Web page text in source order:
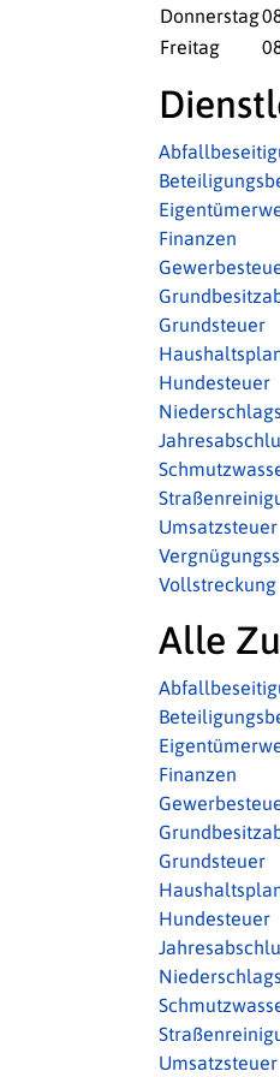
Donnerstag
Freitag
Finanzen
Grundsteuer
Hundesteuer
Umsatzsteuer
Vollstreckung
Alle
Finanzen
Grundsteuer
Hundesteuer
Umsatzsteuer